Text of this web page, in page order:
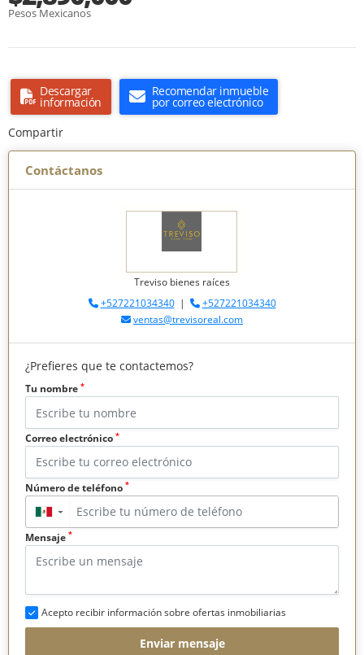
Pesos Mexicanos
Descargar
información
Recomendar inmueble
por correo electrónico
Compartir
Contáctanos
Treviso bienes raíces
+527221034340|
+527221034340
ventas@trevisoreal.com
¿Prefieres que te contactemos?
Tu nombre *
Correo electrónico *
Número de teléfono *
▼
Mensaje *
Acepto recibir información sobre ofertas inmobiliarias
Enviar mensaje